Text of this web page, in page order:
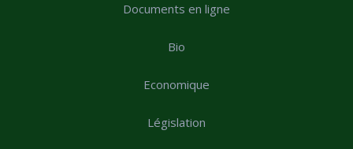
Documents en ligne
Bio
Economique
Législation